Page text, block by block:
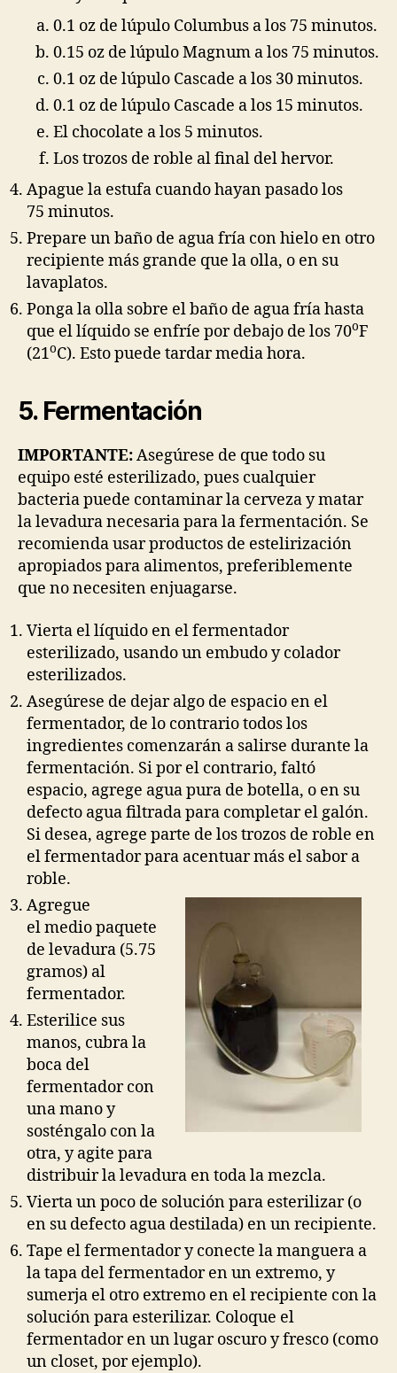
0.1 oz de lúpulo Columbus a los 75 minutos.
0.15 oz de lúpulo Magnum a los 75 minutos.
0.1 oz de lúpulo Cascade a los 30 minutos.
0.1 oz de lúpulo Cascade a los 15 minutos.
El chocolate a los 5 minutos.
Los trozos de roble al final del hervor.
Apague la estufa cuando hayan pasado los
75 minutos.
Prepare un baño de agua fría con hielo en otro
recipiente más grande que la olla, o en su
lavaplatos.
Ponga la olla sobre el baño de agua fría hasta
que el líquido se enfríe por debajo de los 70oF
(21oC). Esto puede tardar media hora.
5. Fermentación
IMPORTANTE:Asegúrese de que todo su
equipo esté esterilizado, pues cualquier
bacteria puede contaminar la cerveza y matar
la levadura necesaria para la fermentación. Se
recomienda usar productos de estelirización
apropiados para alimentos, preferiblemente
que no necesiten enjuagarse.
Vierta el líquido en el fermentador
esterilizado, usando un embudo y colador
esterilizados.
Asegúrese de dejar algo de espacio en el
fermentador, de lo contrario todos los
ingredientes comenzarán a salirse durante la
fermentación. Si por el contrario, faltó
espacio, agrege agua pura de botella, o en su
defecto agua filtrada para completar el galón.
Si desea, agrege parte de los trozos de roble en
el fermentador para acentuar más el sabor a
roble.
Agregue
el medio paquete
de levadura (5.75
gramos) al
fermentador.
Esterilice sus
manos, cubra la
boca del
fermentador con
una mano y
sosténgalo con la
otra, y agite para
distribuir la levadura en toda la mezcla.
Vierta un poco de solución para esterilizar (o
en su defecto agua destilada) en un recipiente.
Tape el fermentador y conecte la manguera a
la tapa del fermentador en un extremo, y
sumerja el otro extremo en el recipiente con la
solución para esterilizar. Coloque el
fermentador en un lugar oscuro y fresco (como
un closet, por ejemplo).